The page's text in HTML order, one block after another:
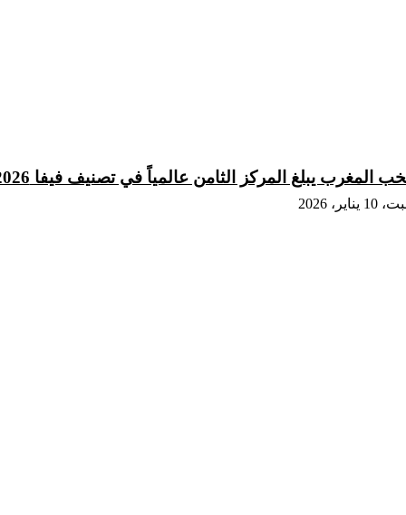
المغرب يبلغ المركز الثامن عالمياً في تصنيف فيفا 2026
2026